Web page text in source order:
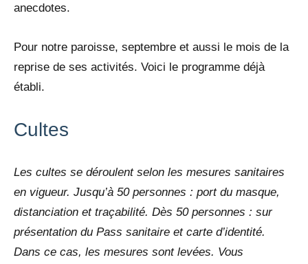
anecdotes.
Pour notre paroisse, septembre et aussi le mois de la
reprise de ses activités. Voici le programme déjà
établi.
Cultes
Les cultes se déroulent selon les mesures sanitaires
en vigueur. Jusqu’à 50 personnes : port du masque,
distanciation et traçabilité. Dès 50 personnes : sur
présentation du Pass sanitaire et carte d’identité.
Dans ce cas, les mesures sont levées. Vous